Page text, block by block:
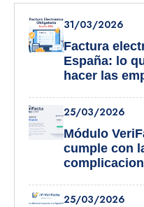
31/03/2026
Factura
España: lo
hacer las
25/03/2026
Módulo
cumple con
25/03/2026